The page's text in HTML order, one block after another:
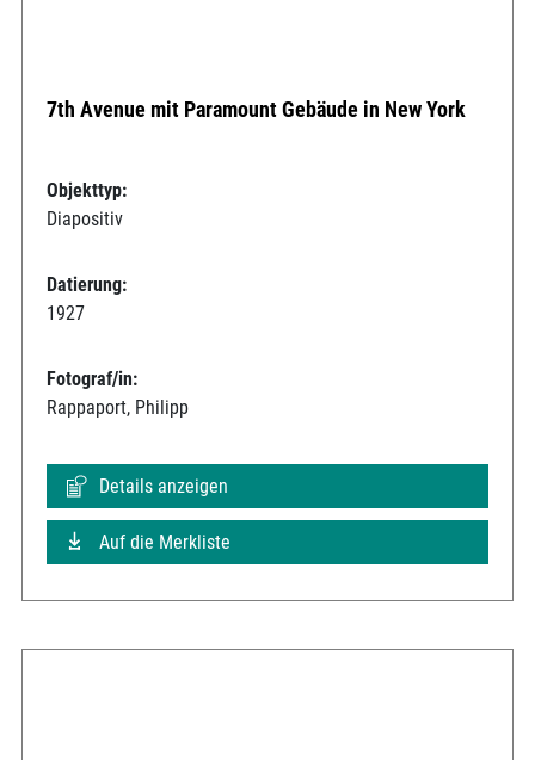
7th Avenue mit Paramount Gebäude in New York
Objekttyp:
Diapositiv
Datierung:
1927
Fotograf/in:
Rappaport, Philipp
Details anzeigen
Auf die Merkliste